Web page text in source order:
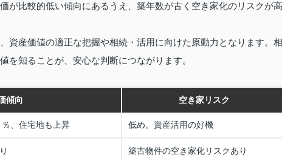
が比較的低い傾向にあるうえ、築年数が古く空き家化のリスクが高
資産価値の適正な把握や相続・活用に向けた原動力となります。相
を知ることが、安心な判断につながります。
傾向 空き家リスク
、住宅地も上昇 低め。資産活用の好機
築古物件の空き家化リスクあり